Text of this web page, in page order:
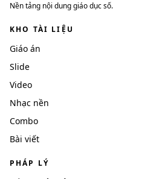
Nền tảng nội dung giáo dục số.
KHO TÀI LIỆU
Giáo án
Slide
Video
Nhạc nền
Combo
Bài viết
PHÁP LÝ